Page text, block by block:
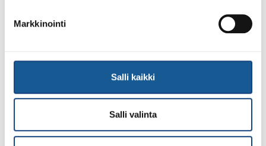
Markkinointi
Salli kaikki
Salli valinta
Pentti Vauhkoselle harvinainen